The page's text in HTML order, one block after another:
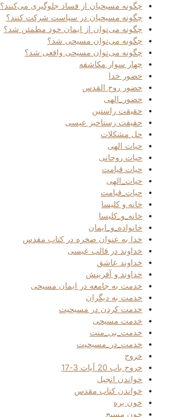
چگونه مسیحیان از فساد جلوگیری می‌کنند؟
چگونه مسیحیان در سیاست شرکت کنند؟
چگونه می‌توان از ایمان خود مطمئن شد؟
چگونه می‌توان مسیحی شد؟
چگونه می‌توان مسیحی واقعی شد؟
چهار سوار مکاشفه
حضور خدا
حضور روح القدس
حضور_الهی
حقیقت راستین
حقیقت رستاخیز عیسی
حل مشکلات
حیات الهی
حیات روحانی
حیات قیامت
حیات_الهی
حیات_قیامت
خانه و کلیسا
خانه_و_کلیسا
خانواده_و_ایمان
خدا به عنوان صخره در کتاب مقدس
خداوند در قالب عیسی
خداوند عاشق
خداوند و آفرینش
خدمت به جامعه در ایمان مسیحی
خدمت به دیگران
خدمت کردن در مسیحیت
خدمت مسیحی
خدمت_بی_منت
خدمت_در_مسیحیت
خروج
خروج باب 20 آیات 3-17
خواندن انجیل
خواندن کتاب مقدس
خون بره
خون مسیح